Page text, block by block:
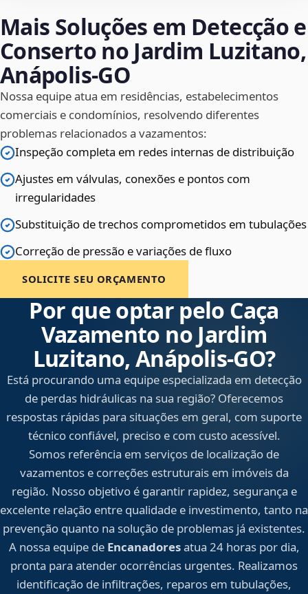
Mais Soluções em Detecção e
Conserto no Jardim Luzitano,
Anápolis‑GO
Nossa equipe atua em residências, estabelecimentos
comerciais e condomínios, resolvendo diferentes
problemas relacionados a vazamentos:
Inspeção completa em redes internas de distribuição
Ajustes em válvulas, conexões e pontos com
irregularidades
Substituição de trechos comprometidos em tubulações
Correção de pressão e variações de fluxo
SOLICITE SEU ORÇAMENTO
Por que optar pelo Caça
Vazamento no Jardim
Luzitano, Anápolis‑GO?
Está procurando uma equipe especializada em detecção
de perdas hidráulicas na sua região? Oferecemos
respostas rápidas para situações em geral, com suporte
técnico confiável, preciso e com custo acessível.
Somos referência em serviços de localização de
vazamentos e correções estruturais em imóveis da
região. Nosso objetivo é garantir rapidez, segurança e
excelente relação entre qualidade e investimento, tanto na
prevenção quanto na solução de problemas já existentes.
A nossa equipe de Encanadoresatua 24 horas por dia,
pronta para atender ocorrências urgentes. Realizamos
identificação de infiltrações, reparos em tubulações,